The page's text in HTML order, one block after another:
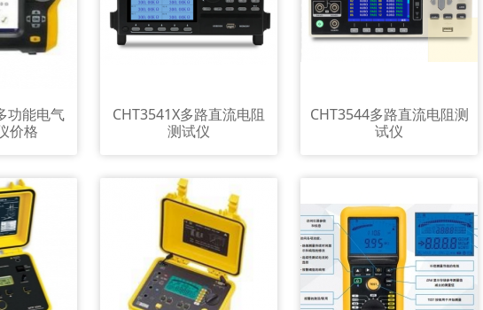
功能电气
价格
CHT3541X多路直流电阻
测试仪
CHT3544多路直流电阻测
试仪